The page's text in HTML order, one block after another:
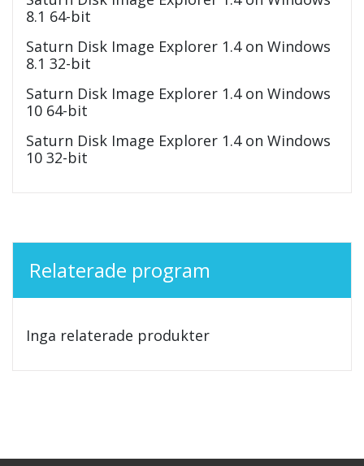
8.1 64-bit
Saturn Disk Image Explorer 1.4 on Windows
8.1 32-bit
Saturn Disk Image Explorer 1.4 on Windows
10 64-bit
Saturn Disk Image Explorer 1.4 on Windows
10 32-bit
Relaterade program
Inga relaterade produkter